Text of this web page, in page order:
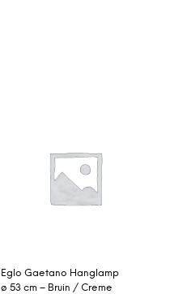
Eglo Gaetano Hanglamp
ø 53 cm – Bruin / Creme